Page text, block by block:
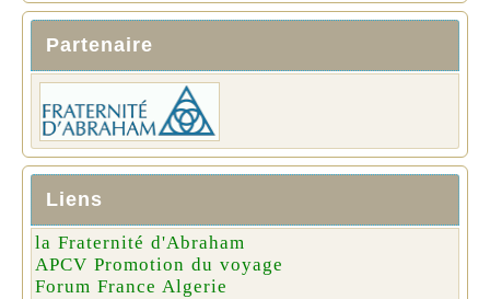
Partenaire
Liens
la Fraternité d'Abraham
APCV Promotion du voyage
Forum France Algerie